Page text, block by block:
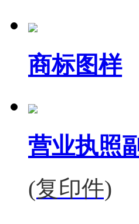
商标图样
营业执照
(复印件)